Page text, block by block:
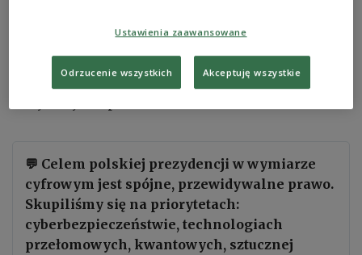
operators experiencing persistent signal
interference as "one element of the hybrid war
Russia is waging against Poland—a conflict fought
💬 Celem polskiej prezydencji w wymiarze
cyfrowym jest spójne, przewidywalne prawo.
Skupiliśmy się na priorytetach:
cyberbezpieczeństwie, technologiach
przełomowych, kwantowych, sztucznej
Ustawienia zaawansowane
Odrzucenie wszystkich Akceptuję wszystkie